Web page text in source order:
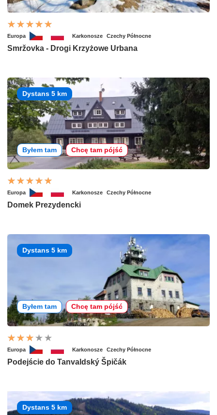
Europa Karkonosze Czechy Północne
Smržovka - Drogi Krzyżowe Urbana
Dystans 5 km
Byłem tam Chcę tam pójść
Europa Karkonosze Czechy Północne
Domek Prezydencki
Dystans 5 km
Byłem tam Chcę tam pójść
Europa Karkonosze Czechy Północne
Podejście do Tanvaldský Špičák
Dystans 5 km